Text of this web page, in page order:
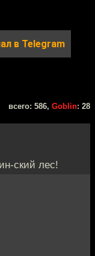
в Telegram
всего: 586, Goblin: 28
ский лес!